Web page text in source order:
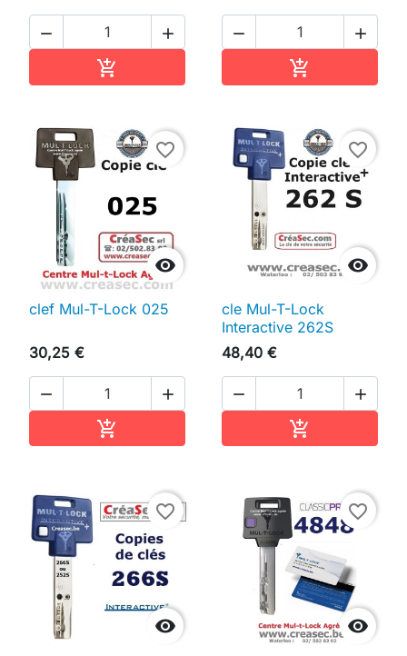
 

 


favorite_border
clef Mul-T-Lock 025
30,25 €
 


favorite_border
cle Mul-T-Lock
Interactive 262S
48,40 €
 


favorite_border

favorite_border